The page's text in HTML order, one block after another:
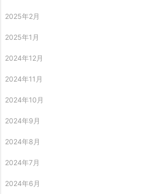
2025年2月
2025年1月
2024年12月
2024年11月
2024年10月
2024年9月
2024年8月
2024年7月
2024年6月